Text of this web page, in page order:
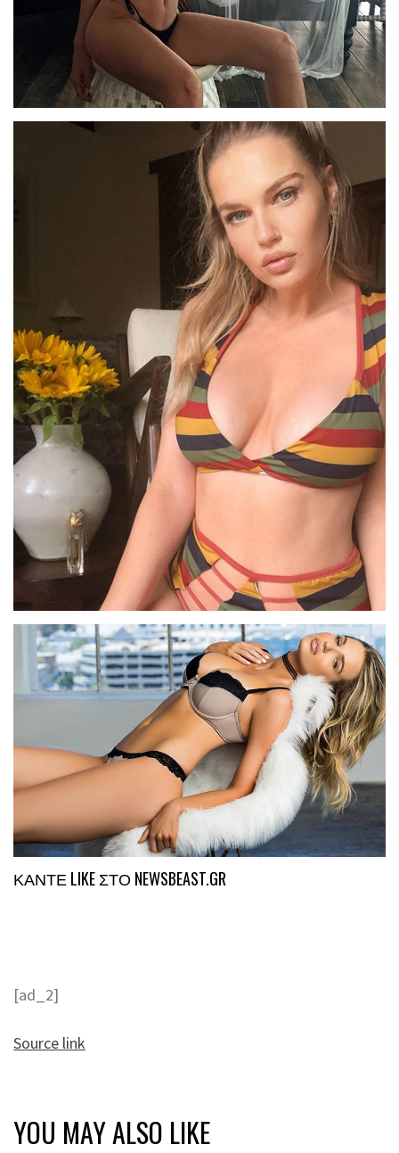
ΚΑΝΤΕ LIKE ΣΤΟ NEWSBEAST.GR
[ad_2]
Source link
YOU MAY ALSO LIKE